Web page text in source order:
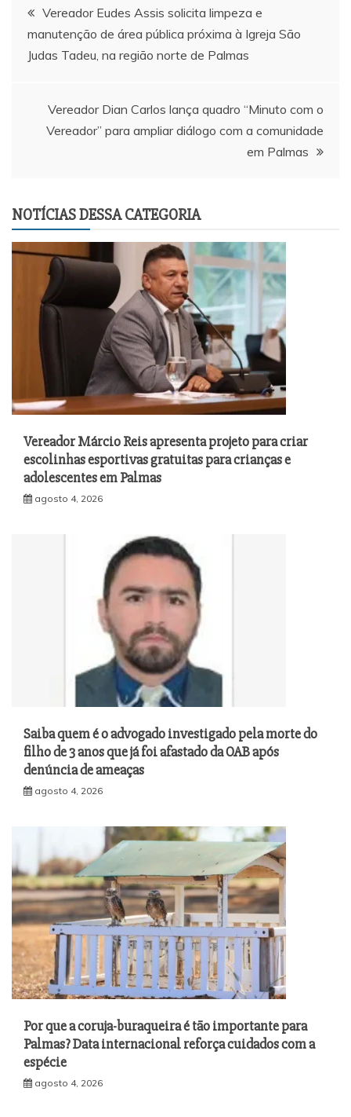
Navegação
de
Vereador Eudes Assis solicita limpeza e
manutenção de área pública próxima à Igreja São
Judas Tadeu, na região norte de Palmas
Vereador Dian Carlos lança quadro “Minuto com o
Vereador” para ampliar diálogo com a comunidade
em Palmas
NOTÍCIAS DESSA CATEGORIA
Vereador Márcio Reis apresenta projeto para criar
escolinhas esportivas gratuitas para crianças e
adolescentes em Palmas
agosto 4, 2026
Saiba quem é o advogado investigado pela morte do
filho de 3 anos que já foi afastado da OAB após
denúncia de ameaças
agosto 4, 2026
Por que a coruja-buraqueira é tão importante para
Palmas? Data internacional reforça cuidados com a
espécie
agosto 4, 2026